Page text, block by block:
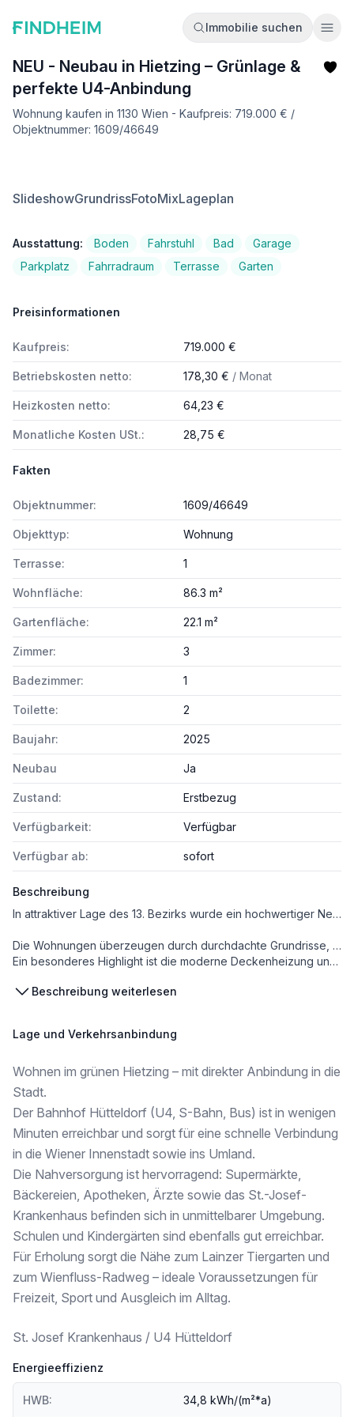
Immobilie suchen
NEU - Neubau in Hietzing – Grünlage &
perfekte U4-Anbindung
Wohnung kaufen in 1130 Wien - Kaufpreis: 719.000 € /
Objektnummer: 1609/46649
SlideshowGrundrissFotoMixLageplan
Ausstattung: Boden Fahrstuhl Bad
Garage
Parkplatz
Fahrradraum Terrasse Garten
Preisinformationen
Kaufpreis: 719.000 €
Betriebskosten netto: 178,30 € / Monat
Heizkosten netto: 64,23 €
Monatliche Kosten USt.: 28,75 €
Fakten
Objektnummer: 1609/46649
Objekttyp: Wohnung
Terrasse: 1
Wohnfläche: 86.3 m²
Gartenfläche: 22.1 m²
Zimmer: 3
Badezimmer: 1
Toilette: 2
Baujahr: 2025
Neubau Ja
Zustand: Erstbezug
Verfügbarkeit: Verfügbar
Verfügbar ab: sofort
Beschreibung
In attraktiver Lage des 13. Bezirks wurde ein hochwertiger Neubau mit rund 40 modernen Eigentumswohnungen realisiert.
Die Wohnungen überzeugen durch durchdachte Grundrisse, helle Räume und großzügige Freiflächen – ob Balkon, Loggia, Terrasse oder Eigengarten.
Ein besonderes Highlight ist die moderne Deckenheizung und -kühlung, die ganzjährig für ein angenehmes Raumklima sorgt – effizient und komfortabel.
*
2 BIS 4 ZIMMER
* ca. 45 bis 90 m² Wohnfläche
* moderne Wohnküchen
* Freiflächen je nach Einheit (Balkon, Loggia, Terrasse oder Eigengarten)
AUSSTATTUNG
* hochwertige Parkettböden
* 3-fach verglaste Fenster
* Deckenheizung & -kühlung
* elektrische Raffstores
* Markensanitärausstattung
* Lift im Haus
* Fahrradabstellräume
* Tiefgarage (optional)
Die Wohnungen werden für den Käufer provisionsfrei angeboten und bieten somit einen zusätzlichen finanziellen Vorteil beim Erwerb.
Fotos (c) Irene Schanda
Beschreibung weiterlesen
Lage und Verkehrsanbindung
Wohnen im grünen Hietzing – mit direkter Anbindung in die
Stadt.
Der Bahnhof Hütteldorf (U4, S-Bahn, Bus) ist in wenigen
Minuten erreichbar und sorgt für eine schnelle Verbindung
in die Wiener Innenstadt sowie ins Umland.
Die Nahversorgung ist hervorragend: Supermärkte,
Bäckereien, Apotheken, Ärzte sowie das St.-Josef-
Krankenhaus befinden sich in unmittelbarer Umgebung.
Schulen und Kindergärten sind ebenfalls gut erreichbar.
Für Erholung sorgt die Nähe zum Lainzer Tiergarten und
zum Wienfluss-Radweg – ideale Voraussetzungen für
Freizeit, Sport und Ausgleich im Alltag.
St. Josef Krankenhaus / U4 Hütteldorf
Energieeffizienz
HWB: 34,8 kWh/(m²*a)